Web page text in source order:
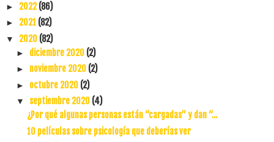
► 2022(86)
► 2021 (82)
▼ 2020 (82)
► diciembre 2020 (2)
► noviembre 2020 (2)
► octubre 2020 (2)
▼ septiembre 2020 (4)
¿Por qué algunas personas están “cargadas” y dan “...
10 películas sobre psicología que deberías ver